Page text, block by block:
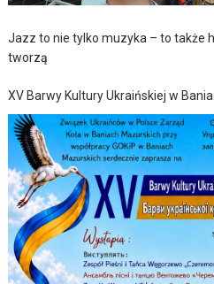
Jazz to nie tylko muzyka – to także
tworzą
XV Barwy Kultury Ukraińskiej w